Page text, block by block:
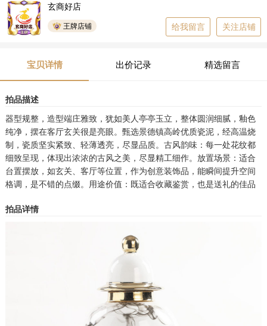
玄商好店
王牌店铺 给我留言 关注店铺
宝贝详情 出价记录 精选留言
拍品描述
器型规整，造型端庄雅致，犹如美人亭亭玉立，整体圆润细腻，釉色
纯净，摆在客厅玄关很是亮眼。甄选景德镇高岭优质瓷泥，经高温烧
制，瓷质坚实紧致、轻薄透亮，尽显品质。古风韵味：每一处花纹都
细致呈现，体现出浓浓的古风之美，尽显精工细作。放置场景：适合
台置摆放，如玄关、客厅等位置，作为创意装饰品，能瞬间提升空间
格调，是不错的点缀。用途价值：既适合收藏鉴赏，也是送礼的佳品
拍品详情